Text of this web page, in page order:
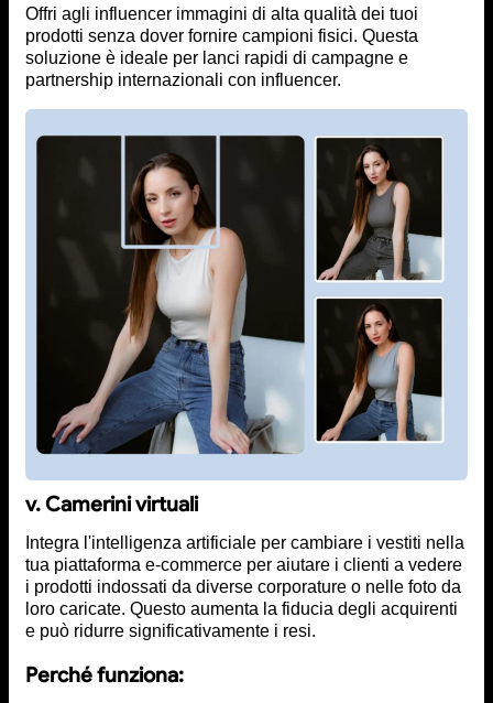
Offri agli influencer immagini di alta qualità dei tuoi
prodotti senza dover fornire campioni fisici. Questa
soluzione è ideale per lanci rapidi di campagne e
partnership internazionali con influencer.
v. Camerini virtuali
Integra l'intelligenza artificiale per cambiare i vestiti nella
tua piattaforma e-commerce per aiutare i clienti a vedere
i prodotti indossati da diverse corporature o nelle foto da
loro caricate. Questo aumenta la fiducia degli acquirenti
e può ridurre significativamente i resi.
Perché funziona: